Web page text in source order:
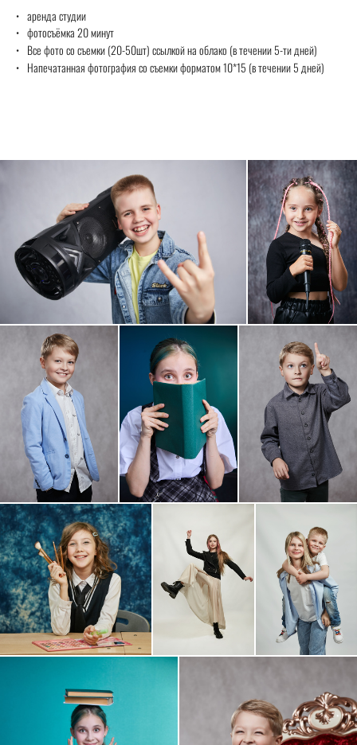
аренда студии
фотосъёмка 20 минут
Все фото со съемки (20-50шт) ссылкой на облако (в течении 5-ти дней)
Напечатанная фотография со съемки форматом 10*15 (в течении 5 дней)